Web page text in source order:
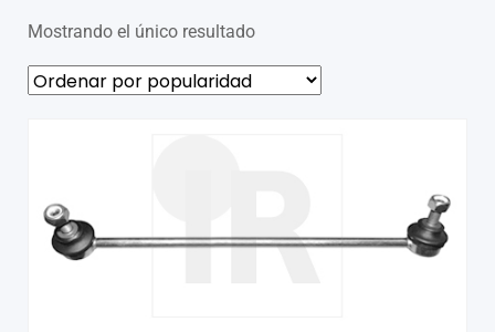
Mostrando el único resultado